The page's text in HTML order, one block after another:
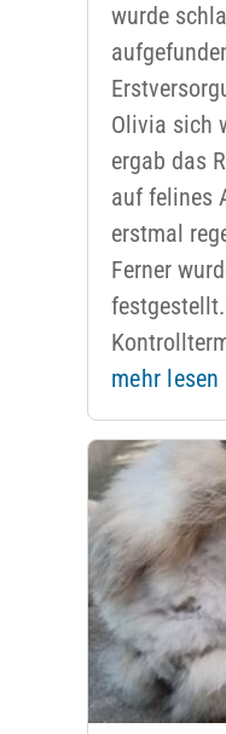
wurde
Olivia sich
ergab das
auf felines
erstmal
Ferner
mehr lesen